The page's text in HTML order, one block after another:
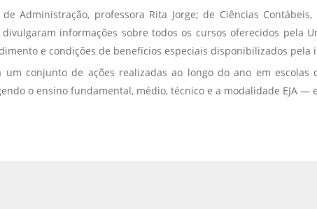
Administração, professora Rita Jorge; de Ciências
informações sobre todos os cursos oferecidos pela
e condições de benefícios especiais disponibilizados pela
conjunto de ações realizadas ao longo do ano em
o ensino fundamental, médio, técnico e a modalidade EJA —